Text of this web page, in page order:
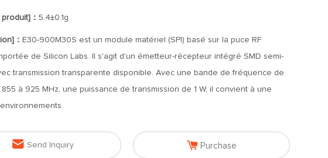
： 5.4±0.1g
： E30-900M30S est un module matériel (SPI) basé sur la puce RF
de Silicon Labs. Il s'agit d'un émetteur-récepteur intégré SMD semi-
transmission transparente disponible. Avec une bande de fréquence de
à 925 MHz, une puissance de transmission de 1 W, il convient à une
 Send Inquiry  Purchase